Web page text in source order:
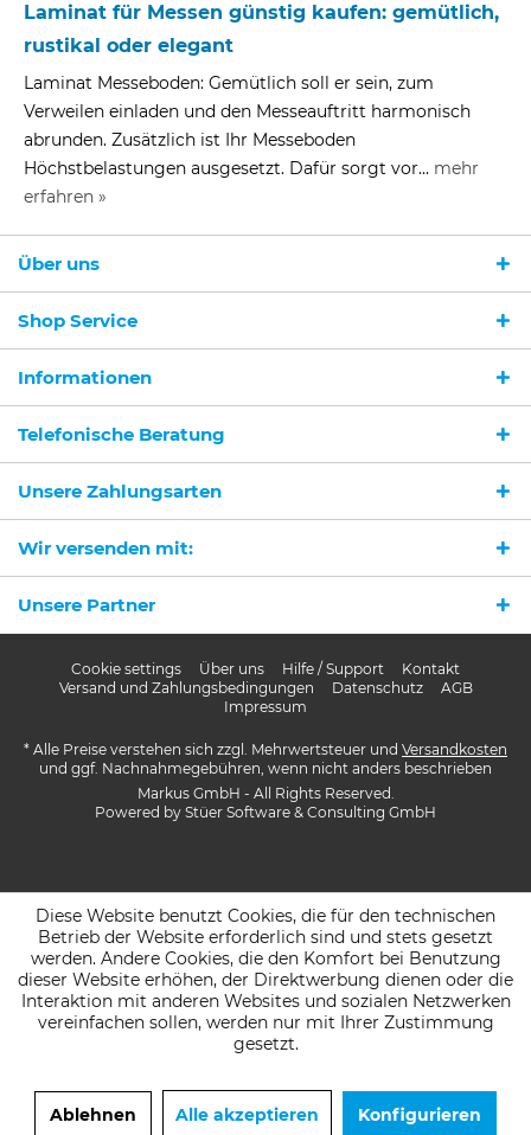
Laminat für Messen günstig kaufen: gemütlich,
rustikal oder elegant
Laminat Messeboden: Gemütlich soll er sein, zum
Verweilen einladen und den Messeauftritt harmonisch
abrunden. Zusätzlich ist Ihr Messeboden
Höchstbelastungen ausgesetzt. Dafür sorgt vor... mehr
erfahren »
Über uns
Shop Service
Informationen
Telefonische Beratung
Unsere Zahlungsarten
Wir versenden mit:
Unsere Partner
Cookie settings Über uns Hilfe / Support
Kontakt
Versand und Zahlungsbedingungen
Datenschutz
AGB
Impressum
* Alle Preise verstehen sich zzgl. Mehrwertsteuer und Versandkosten
und ggf. Nachnahmegebühren, wenn nicht anders beschrieben
Markus GmbH - All Rights Reserved.
Powered by Stüer Software & Consulting GmbH
Diese Website benutzt Cookies, die für den technischen
Betrieb der Website erforderlich sind und stets gesetzt
werden. Andere Cookies, die den Komfort bei Benutzung
dieser Website erhöhen, der Direktwerbung dienen oder die
Interaktion mit anderen Websites und sozialen Netzwerken
vereinfachen sollen, werden nur mit Ihrer Zustimmung
gesetzt.
Ablehnen Alle akzeptieren Konfigurieren